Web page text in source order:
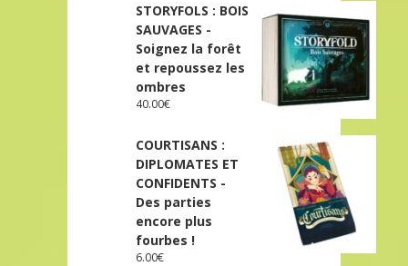
STORYFOLS : BOIS
SAUVAGES -
Soignez la forêt
et repoussez les
ombres
40.00€
COURTISANS :
DIPLOMATES ET
CONFIDENTS -
Des parties
encore plus
fourbes !
6.00€